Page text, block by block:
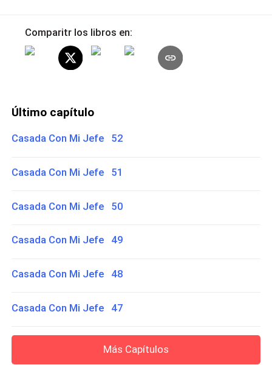
Comparitr los libros en:
Último capítulo
Casada Con Mi Jefe 52
Casada Con Mi Jefe 51
Casada Con Mi Jefe 50
Casada Con Mi Jefe 49
Casada Con Mi Jefe 48
Casada Con Mi Jefe 47
Más Capítulos